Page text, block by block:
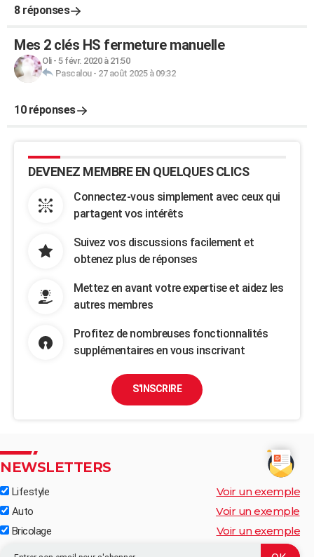
8 réponses
Mes 2 clés HS fermeture manuelle
Oli- 5 févr. 2020 à 21:50
Pascalou- 27 août 2025 à 09:32
10 réponses
DEVENEZ MEMBRE EN QUELQUES CLICS
Connectez-vous simplement avec ceux qui
partagent vos intérêts
Suivez vos discussions facilement et
obtenez plus de réponses
Mettez en avant votre expertise et aidez les
autres membres
Profitez de nombreuses fonctionnalités
supplémentaires en vous inscrivant
S'INSCRIRE
NEWSLETTERS
Lifestyle Voir un exemple
Auto Voir un exemple
Bricolage Voir un exemple